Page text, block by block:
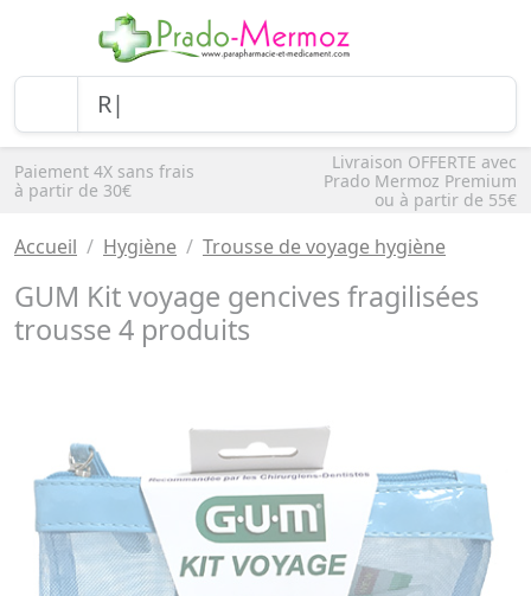
Paiement 4X sans frais
à partir de 30€
Livraison OFFERTE avec
Prado Mermoz Premium
ou à partir de 55€
Accueil Hygiène Trousse de voyage hygiène
GUM Kit voyage gencives fragilisées
trousse 4 produits